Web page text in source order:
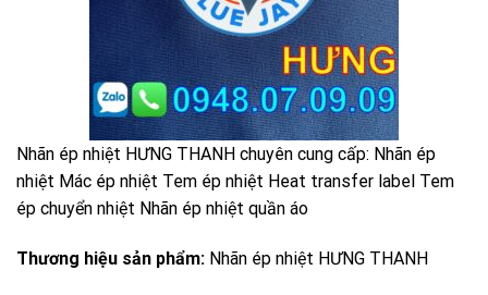
Nhãn ép nhiệt HƯNG THANH chuyên cung cấp: Nhãn ép
nhiệt Mác ép nhiệt Tem ép nhiệt Heat transfer label Tem
ép chuyển nhiệt Nhãn ép nhiệt quần áo
Thương hiệu sản phẩm: Nhãn ép nhiệt HƯNG THANH